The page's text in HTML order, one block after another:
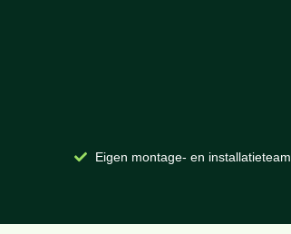
Eigen montage- en installatieteam